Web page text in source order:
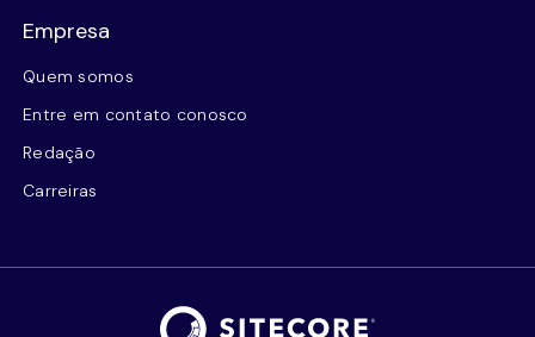
Empresa
Quem somos
Entre em contato conosco
Redação
Carreiras